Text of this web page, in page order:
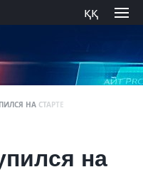
ққ
НА СТАРТЕ
на